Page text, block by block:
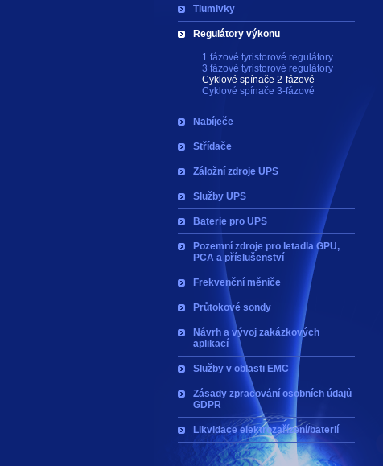
Tlumivky
Regulátory výkonu
1 fázové tyristorové regulátory
3 fázové tyristorové regulátory
Cyklové spínače 2-fázové
Cyklové spínače 3-fázové
Nabíječe
Střídače
Záložní zdroje UPS
Služby UPS
Baterie pro UPS
Pozemní zdroje pro letadla GPU,
PCA a příslušenství
Frekvenční měniče
Průtokové sondy
Návrh a vývoj zakázkových
aplikací
Služby v oblasti EMC
Zásady zpracování osobních údajů
GDPR
Likvidace elektrozařízení/baterií